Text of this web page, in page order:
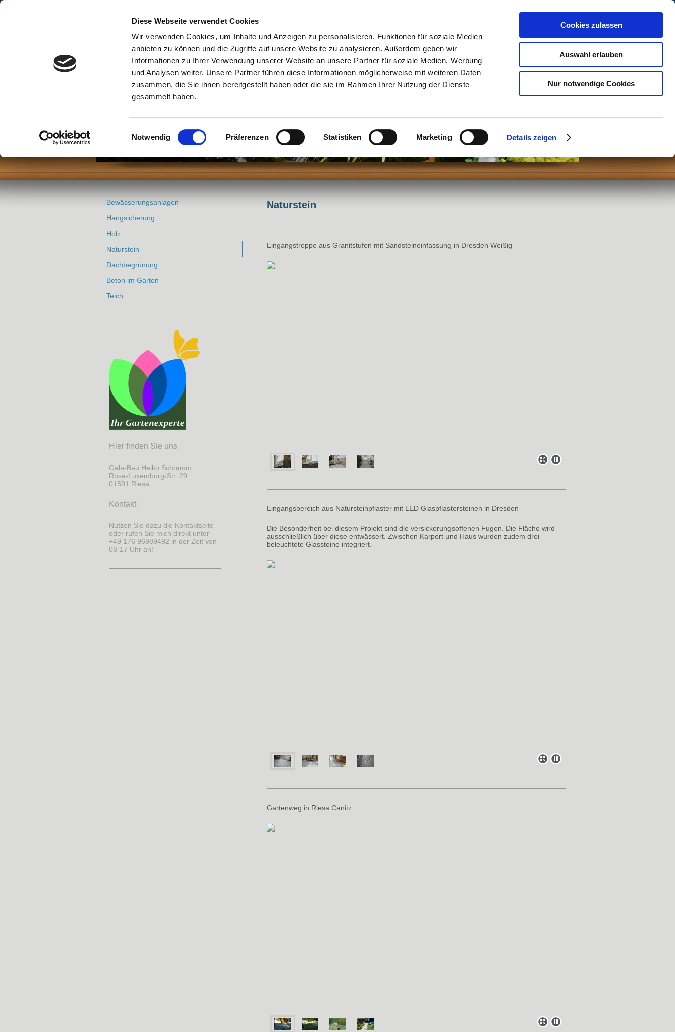
Diese Webseite verwendet Cookies
Wir verwenden Cookies, um Inhalte und Anzeigen zu personalisieren, Funktionen für soziale Medien
anbieten zu können und die Zugriffe auf unsere Website zu analysieren. Außerdem geben wir
Informationen zu Ihrer Verwendung unserer Website an unsere Partner für soziale Medien, Werbung
und Analysen weiter. Unsere Partner führen diese Informationen möglicherweise mit weiteren Daten
zusammen, die Sie ihnen bereitgestellt haben oder die sie im Rahmen Ihrer Nutzung der Dienste
gesammelt haben.
Einwilligungsauswahl
Notwendig Präferenzen Statistiken Marketing Details zeigen
Cookies zulassen
Auswahl erlauben
Nur notwendige Cookies
Datenschutzerklärung
Schramm Gala-Bau Bewässerungsanlagen Teichbau Pflasterbau Holzterrassen Zaunbau
Naturstein
Eingangstreppe aus Granitstufen mit Sandsteineinfassung in Dresden Weißig
Eingangsbereich aus Natursteinpflaster mit LED Glaspflastersteinen in Dresden
Die Besonderheit bei diesem Projekt sind die versickerungsoffenen Fugen. Die Fläche wird
ausschließlich über diese entwässert. Zwischen Karport und Haus wurden zudem drei
beleuchtete Glassteine integriert.
Gartenweg in Riesa Canitz
Bewässerungsanlagen
Hangsicherung
Holz
Naturstein
Dachbegrünung
Beton im Garten
Teich
Hier finden Sie uns
Gala-Bau Heiko Schramm
Rosa-Luxemburg-Str. 29
01591 Riesa
Kontakt
Nutzen Sie dazu die Kontaktseite
oder rufen Sie mich direkt unter
+49 176 96989492 in der Zeit von
08-17 Uhr an!